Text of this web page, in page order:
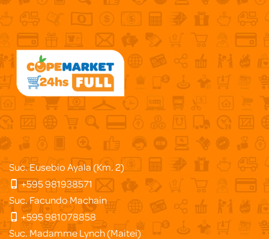
Suc. Eusebio Ayala (Km. 2)
+595 981938571
Suc. Facundo Machain
+595 981078858
Suc. Madamme Lynch (Maitei)